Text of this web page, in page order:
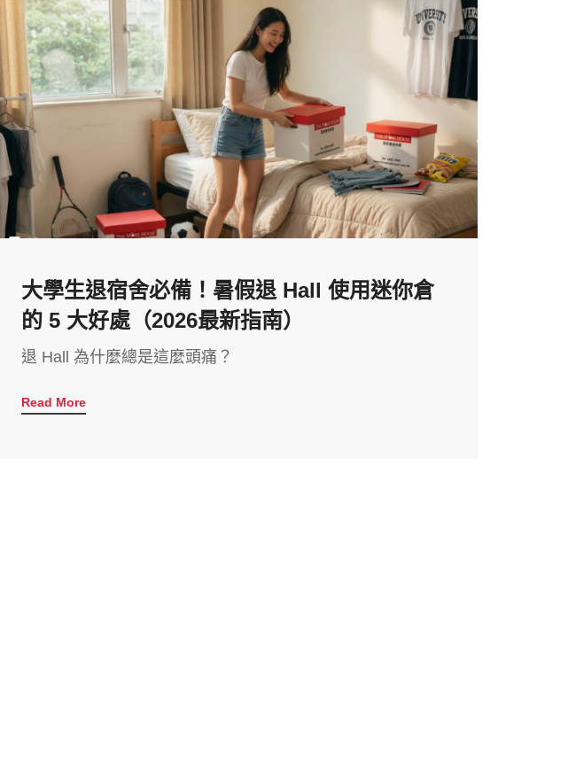
大學生退宿舍必備！暑假退 Hall 使用迷你倉
的 5 大好處（2026最新指南）
退 Hall 為什麼總是這麼頭痛？
Read More